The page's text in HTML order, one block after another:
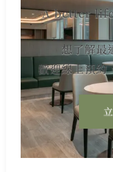
A better
想了解最
歡迎線上預約